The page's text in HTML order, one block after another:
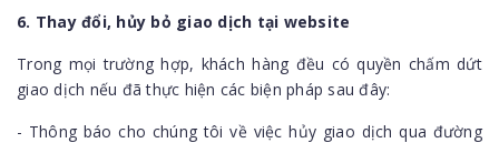
6. Thay đổi, hủy bỏ giao dịch tại website
Trong mọi trường hợp, khách hàng đều có quyền chấm dứt
giao dịch nếu đã thực hiện các biện pháp sau đây:
- Thông báo cho chúng tôi về việc hủy giao dịch qua đường